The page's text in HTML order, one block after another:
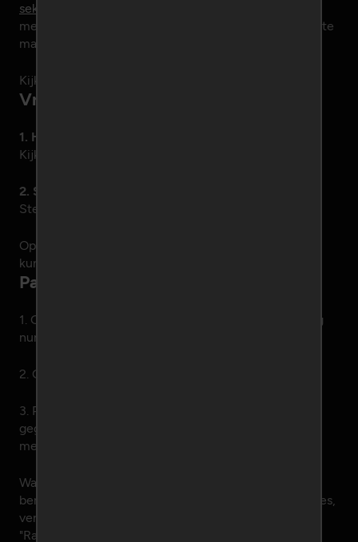
seksspeeltjes
meer nodig kan zijn om je seksleven nog spannender te
maken.
Kijk even op
Vragen, opmerkingen en ideeën
1. Heb je een vraag?
Kijk dan eerst op de pagina
2. Staat deze vraag er niet tussen?
Stel deze dan via het
Opmerkingen en ideeën zien wij graag tegemoet en
kun je eveneens via dit formulier melden.
Pas op voor oplichters! (3 tips)
1. Ga
in op een SMS-verzoek met een 4-cijferig
nummer.
2. Ga
3. Probeer indien mogelijk om eerst persoonlijke
gegevens te controleren van degene waar je contact
mee heeft.
Wanneer je een dergelijk verzoek krijgt via het
berichtensysteem of wellicht via uw eigen e-mailadres,
verzoeken wij je dit aan ons door te geven via de link
"Rapporteer misbruik" die je onderaan elk profiel en